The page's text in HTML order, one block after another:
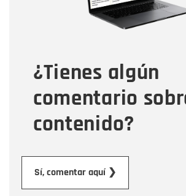
¿Tienes algún
comentario
contenido?
Sí, comentar aquí ❯
Tipo de comentario
Mensaje